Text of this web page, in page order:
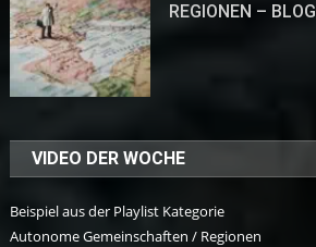
REGIONEN – BLOG
VIDEO DER WOCHE
Beispiel aus der Playlist Kategorie
Autonome Gemeinschaften / Regionen